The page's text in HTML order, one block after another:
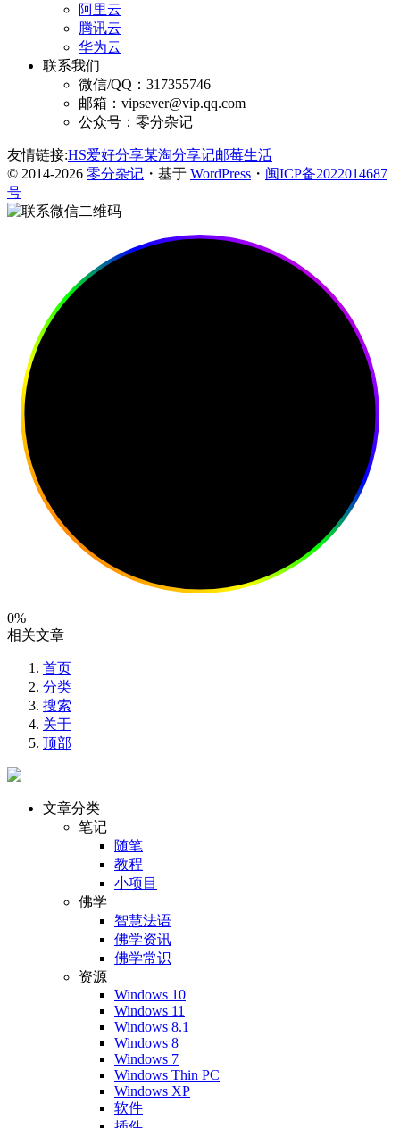
阿里云
腾讯云
华为云
联系我们
微信/QQ：317355746
邮箱：vipsever@vip.qq.com
公众号：零分杂记
友情链接:HS爱好分享某淘分享记邮莓生活
© 2014-2026 零分杂记 ・基于 WordPress ・ 闽ICP备2022014687
号
0%
相关文章
首页
分类
搜索
关于
顶部
文章分类
笔记
随笔
教程
小项目
佛学
智慧法语
佛学资讯
佛学常识
资源
Windows 10
Windows 11
Windows 8.1
Windows 8
Windows 7
Windows Thin PC
Windows XP
软件